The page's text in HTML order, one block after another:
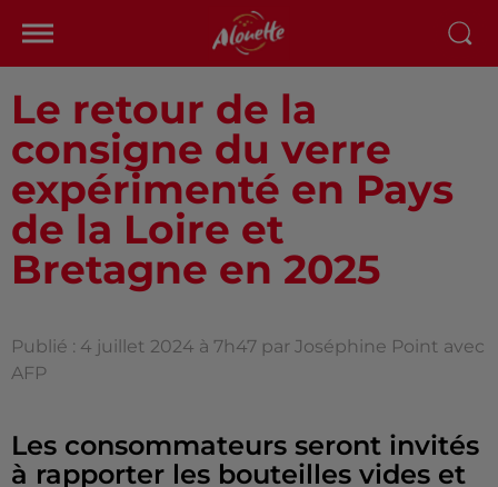
Le retour de la
consigne du verre
expérimenté en Pays
de la Loire et
Bretagne en 2025
Publié : 4 juillet 2024 à 7h47 par Joséphine Point avec
AFP
Les consommateurs seront invités
à rapporter les bouteilles vides et